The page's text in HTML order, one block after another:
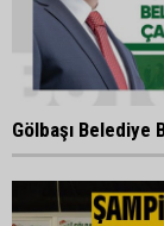
Gölbaşı Belediye